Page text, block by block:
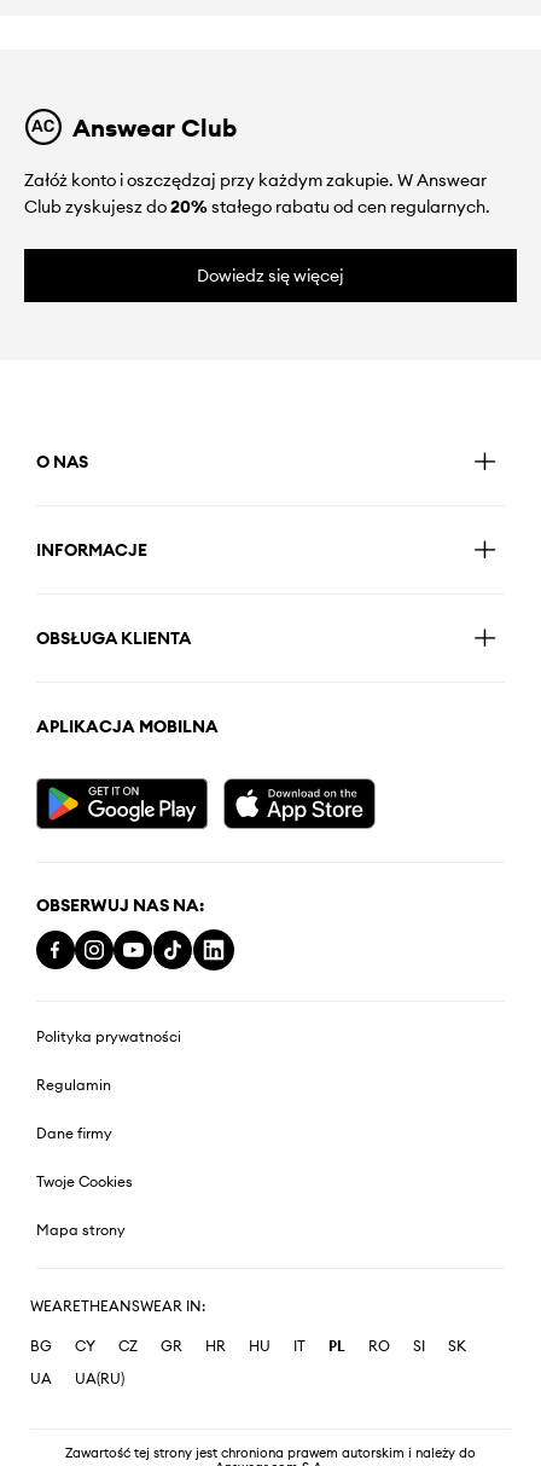
Answear Club
Załóż konto i oszczędzaj przy każdym zakupie. W Answear
Club zyskujesz do20%stałego rabatu od cen regularnych.
Dowiedz się więcej
O NAS
INFORMACJE
OBSŁUGA KLIENTA
APLIKACJA MOBILNA
OBSERWUJ NAS NA:
Polityka prywatności
Regulamin
Dane firmy
Twoje Cookies
Mapa strony
WEARETHEANSWEAR IN:
BG CY CZ GR HR HU IT PL RO SI
SK
UA
UA(RU)
Zawartość tej strony jest chroniona prawem autorskim i należy do